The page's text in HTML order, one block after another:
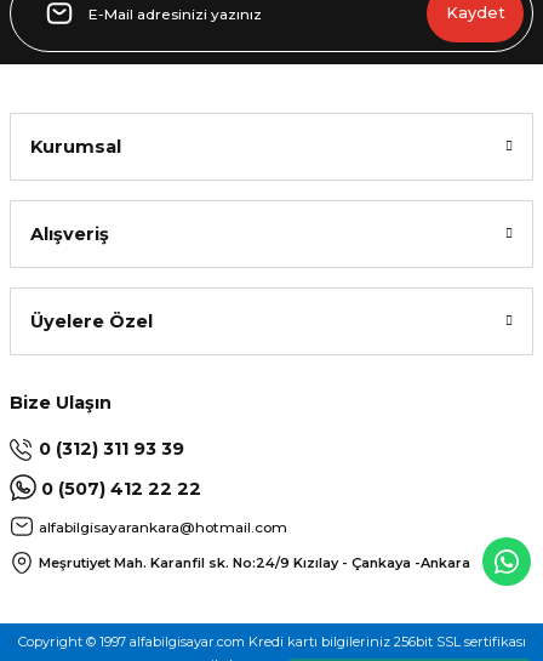
Kaydet
Kurumsal
Alışveriş
Üyelere Özel
Bize Ulaşın
0 (312) 311 93 39
0 (507) 412 22 22
alfabilgisayarankara@hotmail.com
Meşrutiyet Mah. Karanfil sk. No:24/9 Kızılay - Çankaya -Ankara
Copyright © 1997 alfabilgisayar.com Kredi kartı bilgileriniz 256bit SSL sertifikası